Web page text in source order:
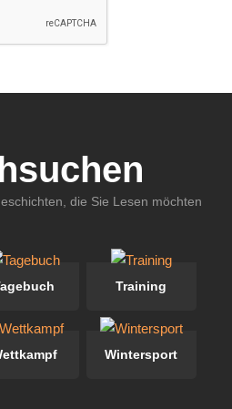
die Sie Lesen möchten
Training
Wintersport